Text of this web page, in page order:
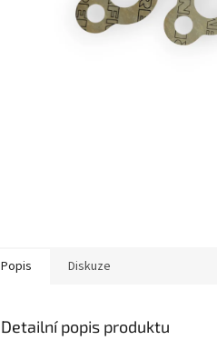
Popis Diskuze
Detailní popis produktu